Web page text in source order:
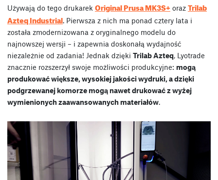
Używają do tego drukarek Original Prusa MK3S+ oraz Trilab
Azteq Industrial . Pierwsza z nich ma ponad cztery lata i
została zmodernizowana z oryginalnego modelu do
najnowszej wersji – i zapewnia doskonałą wydajność
niezależnie od zadania! Jednak dzięki Trilab Azteq , Lyotrade
znacznie rozszerzył swoje możliwości produkcyjne: mogą
produkować większe, wysokiej jakości wydruki, a dzięki
podgrzewanej komorze mogą nawet drukować z wyżej
wymienionych zaawansowanych materiałów